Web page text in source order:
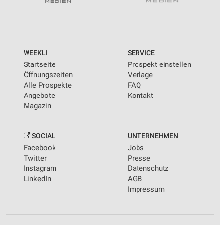
WEEKLI
Startseite
Öffnungszeiten
Alle Prospekte
Angebote
Magazin
SERVICE
Prospekt einstellen
Verlage
FAQ
Kontakt
SOCIAL
Facebook
Twitter
Instagram
LinkedIn
UNTERNEHMEN
Jobs
Presse
Datenschutz
AGB
Impressum